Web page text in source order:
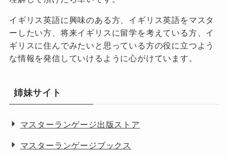
イギリス英語に興味のある方、イギリス英語をマスタ
ーしたい方、将来イギリスに留学を考えている方、イ
ギリスに住んでみたいと思っている方の役に立つよう
な情報を発信していけるように心がけています。
姉妹サイト
マスターランゲージ出版ストア
マスターランゲージブックス